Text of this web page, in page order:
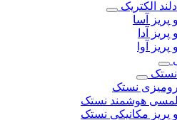
الکتریک
پریز آسا
پریز آدا
پریز آوا
نستک
رومیزی نستک
لمسی هوشمند نستک
پریز مکانیکی نستک